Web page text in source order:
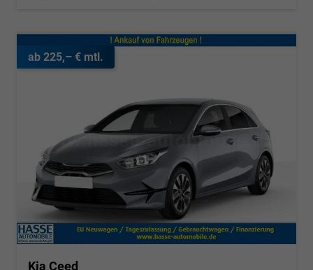
ab 225,– € mtl.
Kia Ceed